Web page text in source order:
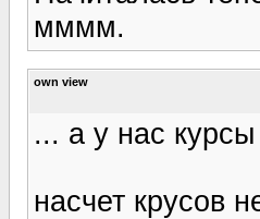
мммм.
own view
... а у нас
насчет крусов